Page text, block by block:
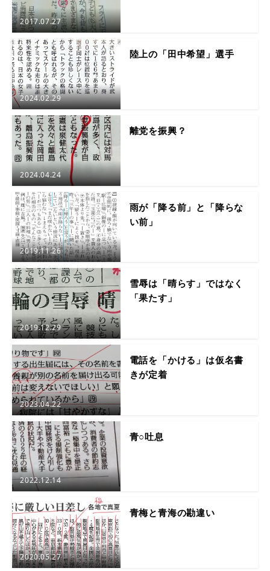
2017.07.27
2024.02.29
陸上の「田中希望」選手
2024.04.24
離党を振興？
2019.11.26
雨が「降る前」と「降らな
い前」
2019.12.29
雪辱は「晴らす」ではなく
「果たす」
2023.04.22
電話を「かける」は仮名書
きが定着
2022.12.14
青○吐息
2020.05.27
青梅と青海の勘違い